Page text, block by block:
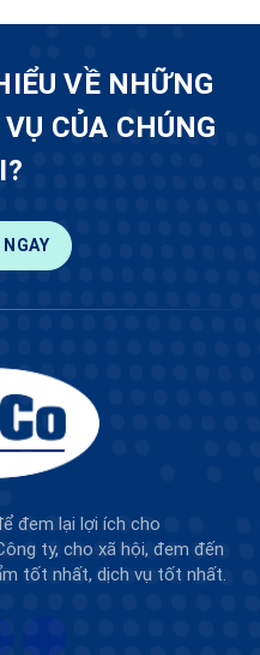
VỀ NHỮNG
CỦA CHÚNG
đem lại lợi ích cho
ty, cho xã hội, đem đến
tốt nhất, dịch vụ tốt nhất.